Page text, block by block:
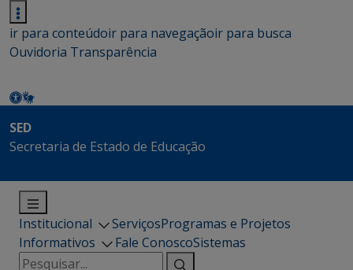
ir para conteúdoir para navegaçãoir para busca
Ouvidoria Transparência
SED
Secretaria de Estado de Educação
Institucional ServiçosProgramas e Projetos
Informativos
Fale ConoscoSistemas
Pesquisar